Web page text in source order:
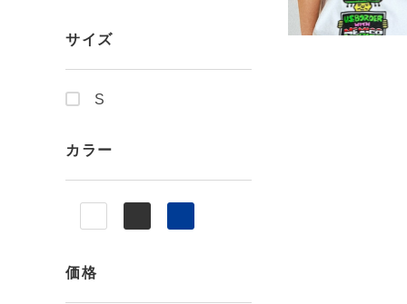
サイズ
S
カラー
価格